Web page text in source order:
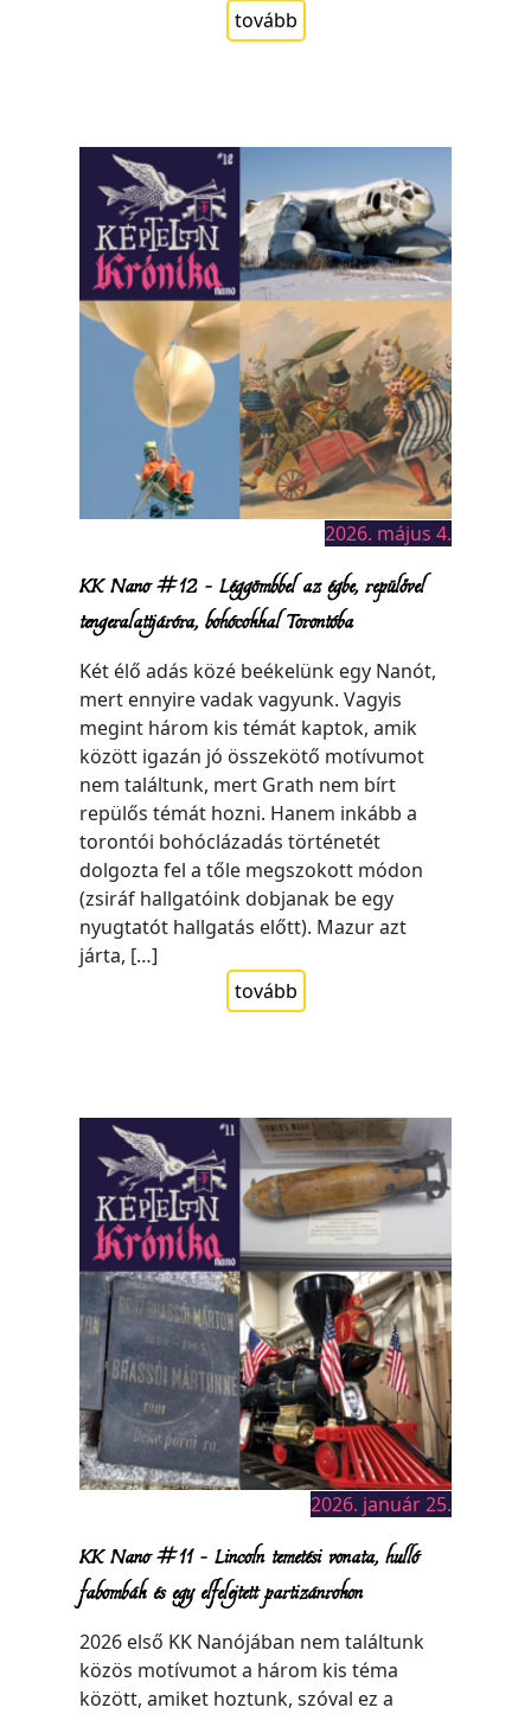
tovább
2026. május 4.
KK Nano #12 – Léggömbbel az égbe, repülővel
tengeralattjáróra, bohócokkal Torontóba
Két élő adás közé beékelünk egy Nanót,
mert ennyire vadak vagyunk. Vagyis
megint három kis témát kaptok, amik
között igazán jó összekötő motívumot
nem találtunk, mert Grath nem bírt
repülős témát hozni. Hanem inkább a
torontói bohóclázadás történetét
dolgozta fel a tőle megszokott módon
(zsiráf hallgatóink dobjanak be egy
nyugtatót hallgatás előtt). Mazur azt
járta, […]
tovább
2026. január 25.
KK Nano #11 – Lincoln temetési vonata, hulló
fabombák és egy elfelejtett partizánrokon
2026 első KK Nanójában nem találtunk
közös motívumot a három kis téma
között, amiket hoztunk, szóval ez a